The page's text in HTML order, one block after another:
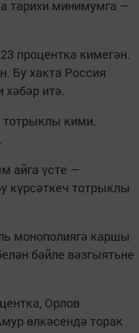
тарихи минимумга —
процентка кимегән.
Бу хакта Россия
итә.
тотрыклы кими.
айга үсте —
күрсәткеч тотрыклы
монополиягә каршы
бәйле вәзгыятьне
Орлов
өлкәсендә торак